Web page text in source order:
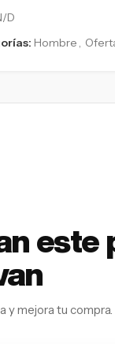
D
Hombre ,
este
y mejora tu compra.